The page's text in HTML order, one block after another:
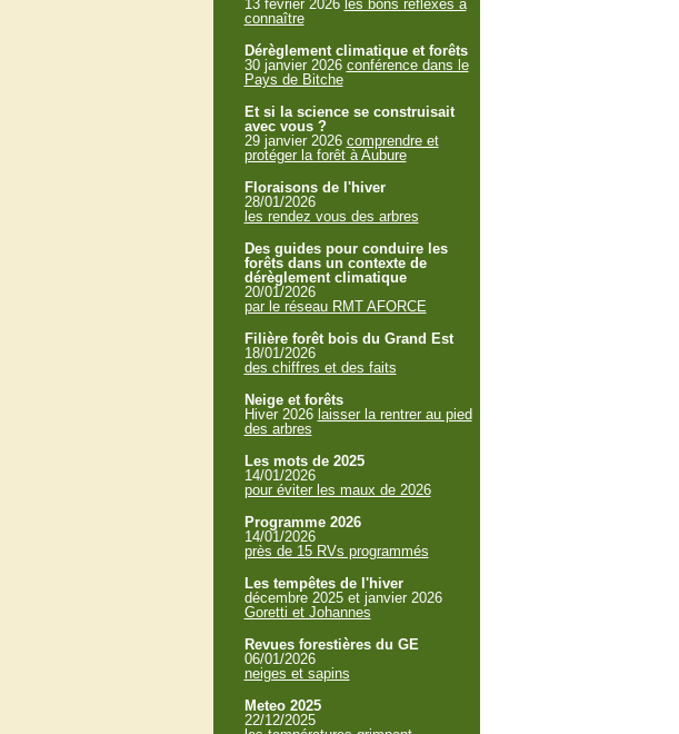
13 février 2026 les bons réflèxes à
connaître
Dérèglement climatique et forêts
30 janvier 2026 conférence dans le
Pays de Bitche
Et si la science se construisait
avec vous ?
29 janvier 2026 comprendre et
protéger la forêt à Aubure
Floraisons de l'hiver
28/01/2026
les rendez vous des arbres
Des guides pour conduire les
forêts dans un contexte de
dérèglement climatique
20/01/2026
par le réseau RMT AFORCE
Filière forêt bois du Grand Est
18/01/2026
des chiffres et des faits
Neige et forêts
Hiver 2026 laisser la rentrer au pied
des arbres
Les mots de 2025
14/01/2026
pour éviter les maux de 2026
Programme 2026
14/01/2026
près de 15 RVs programmés
Les tempêtes de l'hiver
décembre 2025 et janvier 2026
Goretti et Johannes
Revues forestières du GE
06/01/2026
neiges et sapins
Meteo 2025
22/12/2025